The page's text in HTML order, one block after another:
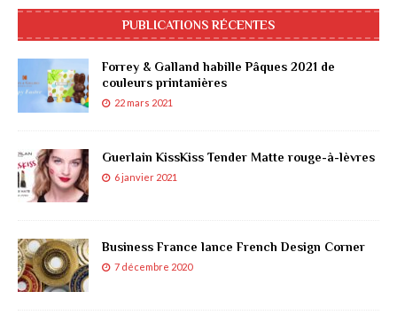
PUBLICATIONS RÉCENTES
Forrey & Galland habille Pâques 2021 de
couleurs printanières
22 mars 2021
Guerlain KissKiss Tender Matte rouge-à-lèvres
6 janvier 2021
Business France lance French Design Corner
7 décembre 2020